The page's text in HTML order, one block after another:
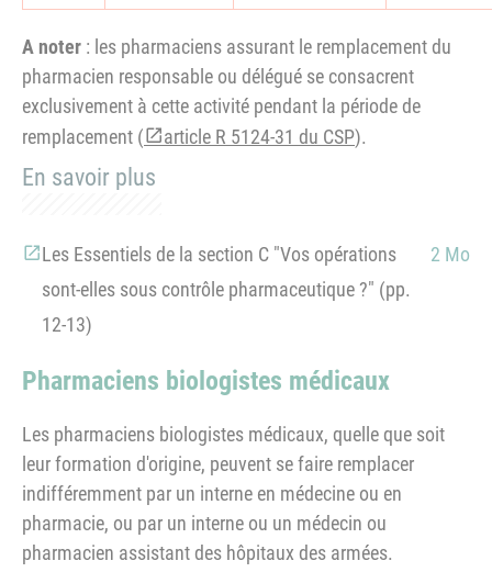
A noter : les pharmaciens assurant le remplacement du
pharmacien responsable ou délégué se consacrent
exclusivement à cette activité pendant la période de
remplacement (
article R 5124-31 du CSP).
En savoir plus
Les Essentiels de la section C "Vos opérations
sont-elles sous contrôle pharmaceutique ?" (pp.
12-13)
2 Mo
Pharmaciens biologistes médicaux
Les pharmaciens biologistes médicaux, quelle que soit
leur formation d'origine, peuvent se faire remplacer
indifféremment par un interne en médecine ou en
pharmacie, ou par un interne ou un médecin ou
pharmacien assistant des hôpitaux des armées.